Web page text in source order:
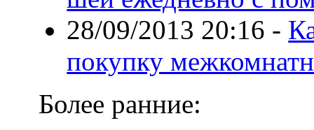
28/09/2013 20:16 -
покупку
Более ранние: